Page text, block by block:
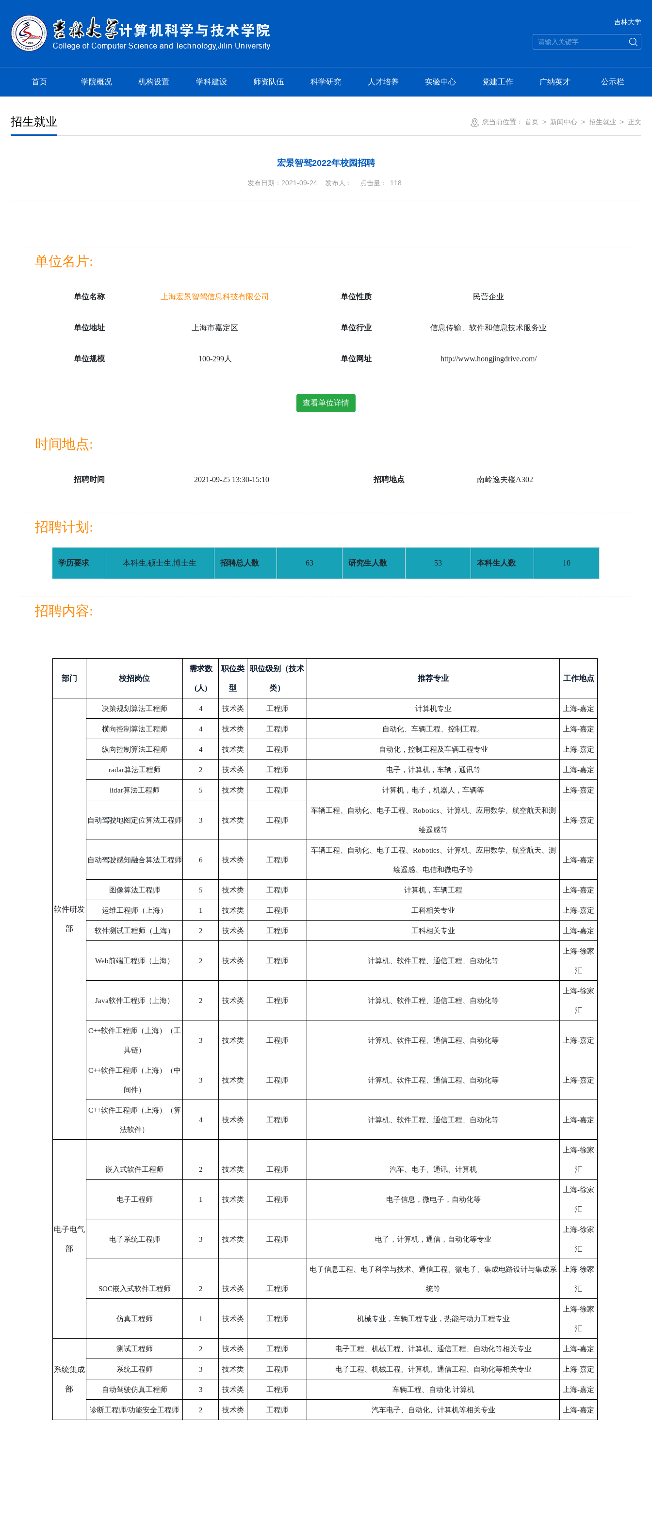
吉林大学
首页 学院概况 机构设置 学科建设 师资队伍 科学研究 人才培养 实验中心 党建工作 广纳英才 公示栏
您当前位置： 首页 > 新闻中心 > 招生就业 > 正文
招生就业
宏景智驾2022年校园招聘
发布日期：2021-09-24 发布人： 点击量： 118
单位名片:
单位名称 上海宏景智驾信息科技有限公司 单位性质 民营企业
单位地址 上海市嘉定区 单位行业 信息传输、软件和信息技术服务业
单位规模 100-299人 单位网址 http://www.hongjingdrive.com/
查看单位详情
时间地点:
招聘时间 2021-09-25 13:30-15:10 招聘地点 南岭逸夫楼A302
招聘计划:
学历要求 本科生,硕士生,博士生 招聘总人数 63 研究生人数 53 本科生人数 10
招聘内容:
部门 校招岗位
需求数
(人)
职位类
型
职位级别（技术
类）
推荐专业 工作地点
软件研发
部
决策规划算法工程师 4 技术类 工程师 计算机专业 上海-嘉定
横向控制算法工程师 4 技术类 工程师 自动化、车辆工程、控制工程。 上海-嘉定
纵向控制算法工程师 4 技术类 工程师 自动化，控制工程及车辆工程专业 上海-嘉定
radar算法工程师 2 技术类 工程师 电子，计算机，车辆，通讯等 上海-嘉定
lidar算法工程师 5 技术类 工程师 计算机，电子，机器人，车辆等 上海-嘉定
自动驾驶地图定位算法工程师 3 技术类 工程师
车辆工程、自动化、电子工程、Robotics、计算机、应用数学、航空航天和测
绘遥感等
上海-嘉定
自动驾驶感知融合算法工程师 6 技术类 工程师
车辆工程、自动化、电子工程、Robotics、计算机、应用数学、航空航天、测
绘遥感、电信和微电子等
上海-嘉定
图像算法工程师 5 技术类 工程师 计算机，车辆工程 上海-嘉定
运维工程师（上海） 1 技术类 工程师 工科相关专业 上海-嘉定
软件测试工程师（上海） 2 技术类 工程师 工科相关专业 上海-嘉定
Web前端工程师（上海） 2 技术类 工程师 计算机、软件工程、通信工程、自动化等
上海-徐家
汇
Java软件工程师（上海） 2 技术类 工程师 计算机、软件工程、通信工程、自动化等
上海-徐家
汇
C++软件工程师（上海）（工
具链）
3 技术类 工程师 计算机、软件工程、通信工程、自动化等 上海-嘉定
C++软件工程师（上海）（中
间件）
3 技术类 工程师 计算机、软件工程、通信工程、自动化等 上海-嘉定
C++软件工程师（上海）（算
法软件）
4 技术类 工程师 计算机、软件工程、通信工程、自动化等 上海-嘉定
电子电气
部
嵌入式软件工程师 2 技术类 工程师 汽车、电子、通讯、计算机
上海-徐家
汇
电子工程师 1 技术类 工程师 电子信息，微电子，自动化等
上海-徐家
汇
电子系统工程师 3 技术类 工程师 电子，计算机，通信，自动化等专业
上海-徐家
汇
SOC嵌入式软件工程师 2 技术类 工程师
电子信息工程、电子科学与技术、通信工程、微电子、集成电路设计与集成系
统等
上海-徐家
汇
仿真工程师 1 技术类 工程师 机械专业，车辆工程专业，热能与动力工程专业
上海-徐家
汇
系统集成
部
测试工程师 2 技术类 工程师 电子工程、机械工程、计算机、通信工程、自动化等相关专业 上海-嘉定
系统工程师 3 技术类 工程师 电子工程、机械工程、计算机、通信工程、自动化等相关专业 上海-嘉定
自动驾驶仿真工程师 3 技术类 工程师 车辆工程、自动化 计算机 上海-嘉定
诊断工程师/功能安全工程师 2 技术类 工程师 汽车电子、自动化、计算机等相关专业 上海-嘉定